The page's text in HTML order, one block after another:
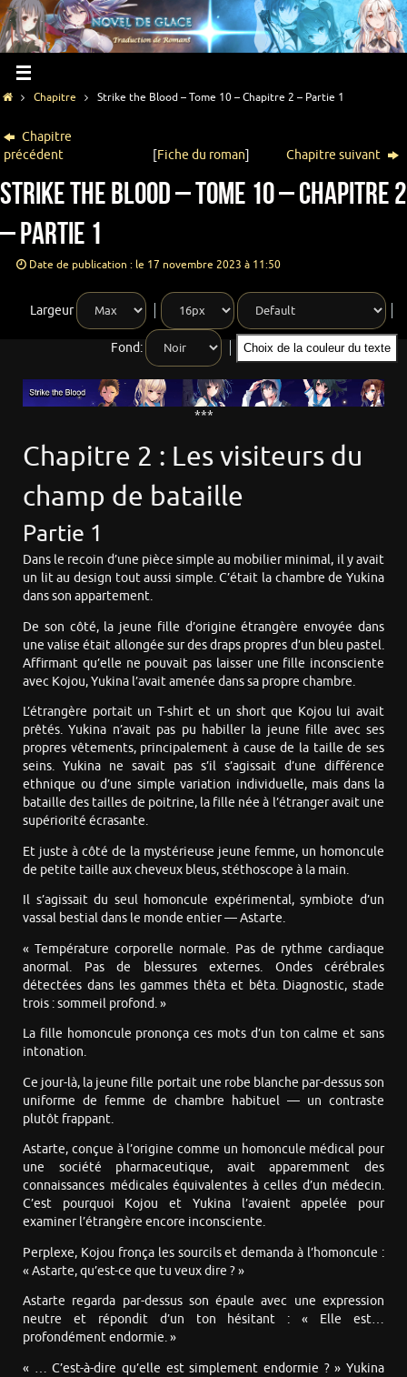
Chapitre Strike the Blood – Tome 10 – Chapitre 2 – Partie 1
Chapitre
précédent
[Fiche du roman] Chapitre suivant
Strike the Blood – Tome 10 – Chapitre 2
– Partie 1
Date de publication : le 17 novembre 2023 à 11:50
Largeur
Fond: Choix de la couleur du texte
***
Chapitre 2 : Les visiteurs du
champ de bataille
Partie 1
Dans le recoin d’une pièce simple au mobilier minimal, il y avait
un lit au design tout aussi simple. C’était la chambre de Yukina
dans son appartement.
De son côté, la jeune fille d’origine étrangère envoyée dans
une valise était allongée sur des draps propres d’un bleu pastel.
Affirmant qu’elle ne pouvait pas laisser une fille inconsciente
avec Kojou, Yukina l’avait amenée dans sa propre chambre.
L’étrangère portait un T-shirt et un short que Kojou lui avait
prêtés. Yukina n’avait pas pu habiller la jeune fille avec ses
propres vêtements, principalement à cause de la taille de ses
seins. Yukina ne savait pas s’il s’agissait d’une différence
ethnique ou d’une simple variation individuelle, mais dans la
bataille des tailles de poitrine, la fille née à l’étranger avait une
supériorité écrasante.
Et juste à côté de la mystérieuse jeune femme, un homoncule
de petite taille aux cheveux bleus, stéthoscope à la main.
Il s’agissait du seul homoncule expérimental, symbiote d’un
vassal bestial dans le monde entier — Astarte.
« Température corporelle normale. Pas de rythme cardiaque
anormal. Pas de blessures externes. Ondes cérébrales
détectées dans les gammes thêta et bêta. Diagnostic, stade
trois : sommeil profond. »
La fille homoncule prononça ces mots d’un ton calme et sans
intonation.
Ce jour-là, la jeune fille portait une robe blanche par-dessus son
uniforme de femme de chambre habituel — un contraste
plutôt frappant.
Astarte, conçue à l’origine comme un homoncule médical pour
une société pharmaceutique, avait apparemment des
connaissances médicales équivalentes à celles d’un médecin.
C’est pourquoi Kojou et Yukina l’avaient appelée pour
examiner l’étrangère encore inconsciente.
Perplexe, Kojou fronça les sourcils et demanda à l’homoncule :
« Astarte, qu’est-ce que tu veux dire ? »
Astarte regarda par-dessus son épaule avec une expression
neutre et répondit d’un ton hésitant : « Elle est…
profondément endormie. »
« … C’est-à-dire qu’elle est simplement endormie ? » Yukina